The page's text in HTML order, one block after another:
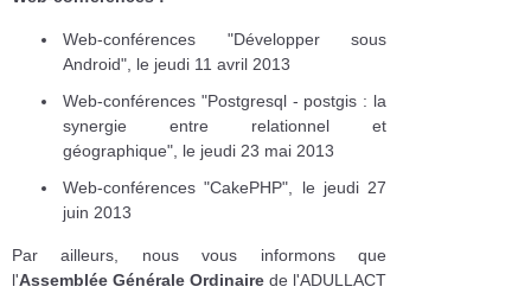
Web-conférences "Développer sous
Android", le jeudi 11 avril 2013
Web-conférences "Postgresql - postgis : la
synergie entre relationnel et
géographique", le jeudi 23 mai 2013
Web-conférences "CakePHP", le jeudi 27
juin 2013
Par ailleurs, nous vous informons que
l'Assemblée Générale Ordinaire de l'ADULLACT